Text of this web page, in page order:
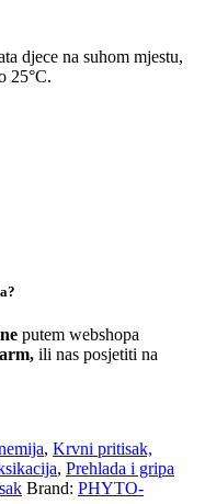
djece na suhom mjestu,
25°C.
putem webshopa
ili nas posjetiti na
, Krvni pritisak,
, Prehlada i gripa
Brand: PHYTO-